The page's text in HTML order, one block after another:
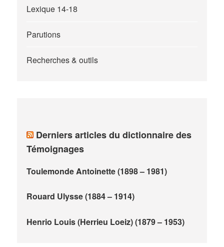
Lexique 14-18
Parutions
Recherches & outils
Derniers articles du dictionnaire des
Témoignages
Toulemonde Antoinette (1898 – 1981)
Rouard Ulysse (1884 – 1914)
Henrio Louis (Herrieu Loeiz) (1879 – 1953)